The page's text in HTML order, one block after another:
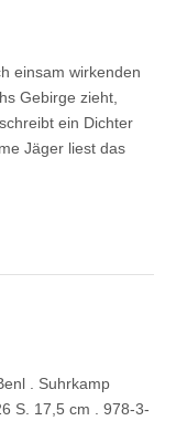
einsam wirkenden
Gebirge zieht,
ein Dichter
Jäger liest das
. Suhrkamp
S. 17,5 cm . 978-3-